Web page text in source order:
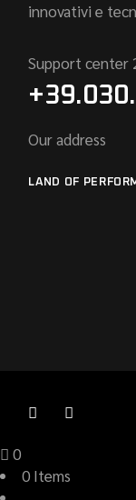
innovativi e
Support center
Our address
LAND OF
0
0 Items